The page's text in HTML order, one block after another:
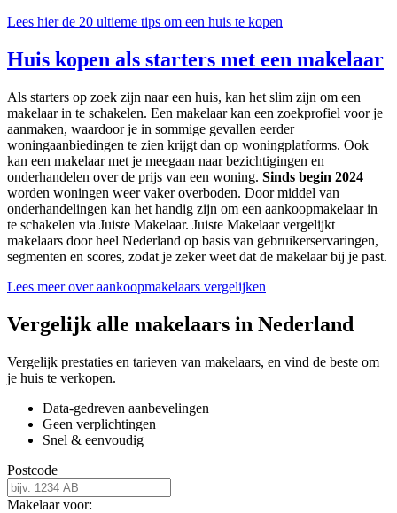
Lees hier de 20 ultieme tips om een huis te kopen
Huis kopen als starters met een makelaar
Als starters op zoek zijn naar een huis, kan het slim zijn om een
makelaar in te schakelen. Een makelaar kan een zoekprofiel voor je
aanmaken, waardoor je in sommige gevallen eerder
woningaanbiedingen te zien krijgt dan op woningplatforms. Ook
kan een makelaar met je meegaan naar bezichtigingen en
onderhandelen over de prijs van een woning. Sinds begin 2024
worden woningen weer vaker overboden. Door middel van
onderhandelingen kan het handig zijn om een aankoopmakelaar in
te schakelen via Juiste Makelaar. Juiste Makelaar vergelijkt
makelaars door heel Nederland op basis van gebruikerservaringen,
segmenten en scores, zodat je zeker weet dat de makelaar bij je past.
Lees meer over aankoopmakelaars vergelijken
Vergelijk alle makelaars in Nederland
Vergelijk prestaties en tarieven van makelaars, en vind de beste om
je huis te verkopen.
Data-gedreven aanbevelingen
Geen verplichtingen
Snel & eenvoudig
Postcode
Makelaar voor: